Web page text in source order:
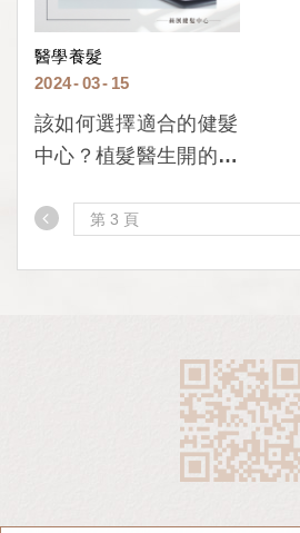
醫學養髮
15
03
2024
該如何選擇適合的健髮
中心？植髮醫生開的健